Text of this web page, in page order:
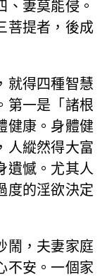
妻莫能侵。
菩提者，後成
就得四種智慧
第一是「諸根
健康。身體健
人縱然得大富
遺憾。尤其人
度的淫欲決定
鬧，夫妻家庭
不安。一個家